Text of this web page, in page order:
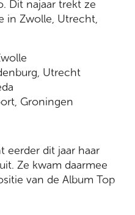
Dit najaar trekt ze
in Zwolle, Utrecht,
Utrecht
Groningen
eerder dit jaar haar
Ze kwam daarmee
van de Album Top